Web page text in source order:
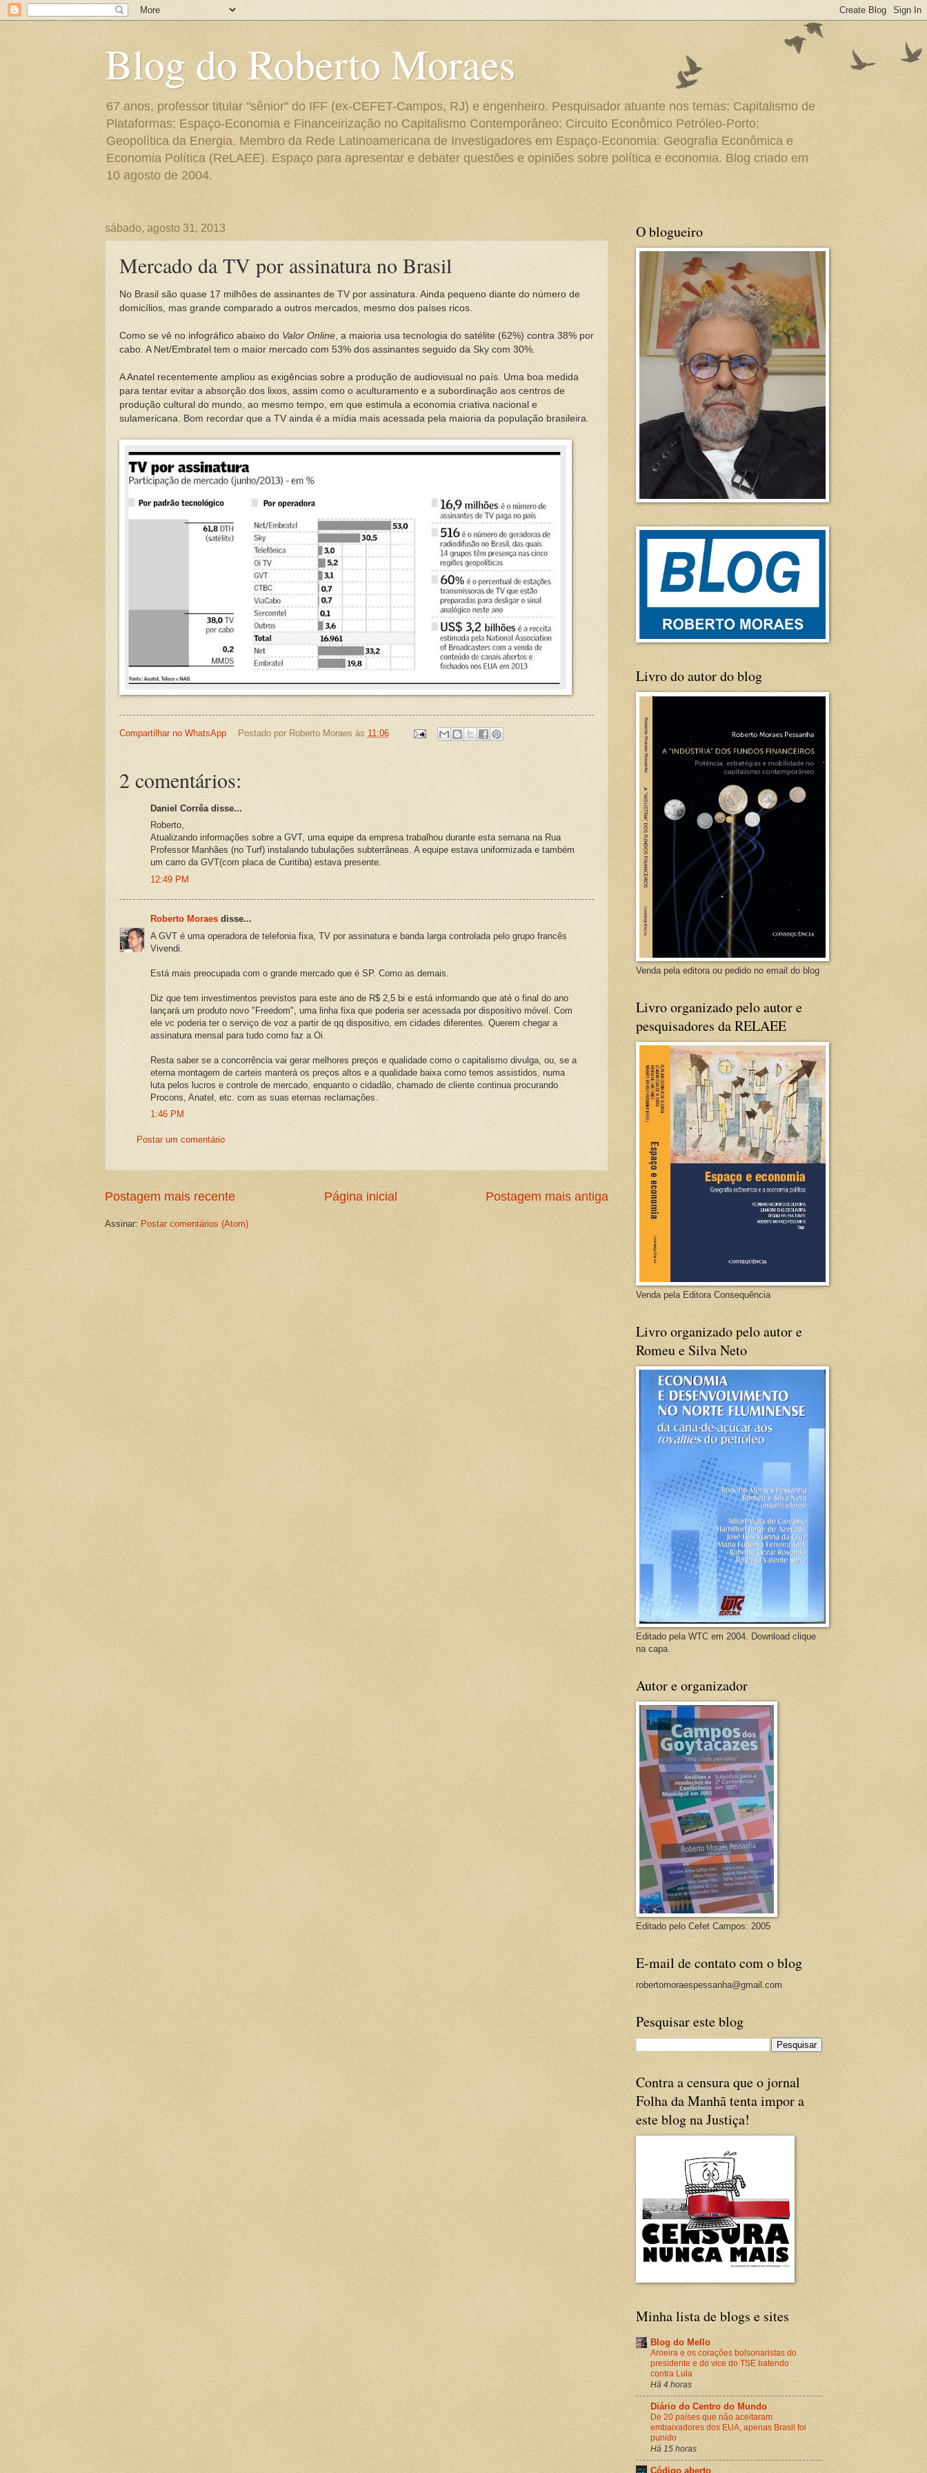
Blog do Roberto Moraes
67 anos, professor titular "sênior" do IFF (ex-CEFET-Campos, RJ) e engenheiro. Pesquisador atuante nos temas: Capitalismo de
Plataformas; Espaço-Economia e Financeirização no Capitalismo Contemporâneo; Circuito Econômico Petróleo-Porto;
Geopolítica da Energia. Membro da Rede Latinoamericana de Investigadores em Espaço-Economia: Geografia Econômica e
Economia Política (ReLAEE). Espaço para apresentar e debater questões e opiniões sobre política e economia. Blog criado em
10 agosto de 2004.
sábado, agosto 31, 2013
Mercado da TV por assinatura no Brasil
No Brasil são quase 17 milhões de assinantes de TV por assinatura. Ainda pequeno diante do número de
domicílios, mas grande comparado a outros mercados, mesmo dos países ricos.
Como se vê no infográfico abaixo do Valor Online , a maioria usa tecnologia do satélite (62%) contra 38% por
cabo. A Net/Embratel tem o maior mercado com 53% dos assinantes seguido da Sky com 30%.
A Anatel recentemente ampliou as exigências sobre a produção de audiovisual no país. Uma boa medida
para tentar evitar a absorção dos lixos, assim como o aculturamento e a subordinação aos centros de
produção cultural do mundo, ao mesmo tempo, em que estimula a economia criativa nacional e
sulamericana. Bom recordar que a TV ainda é a mídia mais acessada pela maioria da população brasileira.
Compartilhar no WhatsApp Postado por Roberto Moraes às 11:06
2 comentários:
Daniel Corrêa disse...
Roberto,
Atualizando informações sobre a GVT, uma equipe da empresa trabalhou durante esta semana na Rua
Professor Manhães (no Turf) instalando tubulações subterrâneas. A equipe estava uniformizada e também
um carro da GVT(com placa de Curitiba) estava presente.
12:49 PM
Roberto Moraes disse...
A GVT é uma operadora de telefonia fixa, TV por assinatura e banda larga controlada pelo grupo francês
Vivendi.
Está mais preocupada com o grande mercado que é SP. Como as demais.
Diz que tem investimentos previstos para este ano de R$ 2,5 bi e está informando que até o final do ano
lançará um produto novo "Freedom", uma linha fixa que poderia ser acessada por dispositivo móvel. Com
ele vc poderia ter o serviço de voz a partir de qq dispositivo, em cidades diferentes. Querem chegar a
assinatura mensal para tudo como faz a Oi.
Resta saber se a concorrência vai gerar melhores preços e qualidade como o capitalismo divulga, ou, se a
eterna montagem de carteis manterá os preços altos e a qualidade baixa como temos assistidos, numa
luta pelos lucros e controle de mercado, enquanto o cidadão, chamado de cliente continua procurando
Procons, Anatel, etc. com as suas eternas reclamações.
1:46 PM
Postar um comentário
Postagem mais recente Postagem mais antiga
Página inicial
Assinar: Postar comentários (Atom)
O blogueiro
Livro do autor do blog
Venda pela editora ou pedido no email do blog
Livro organizado pelo autor e
pesquisadores da RELAEE
Venda pela Editora Consequência
Livro organizado pelo autor e
Romeu e Silva Neto
Editado pela WTC em 2004. Download clique
na capa.
Autor e organizador
Editado pelo Cefet Campos: 2005
E-mail de contato com o blog
robertomoraespessanha@gmail.com
Pesquisar este blog
Contra a censura que o jornal
Folha da Manhã tenta impor a
este blog na Justiça!
Minha lista de blogs e sites
Blog do Mello
Aroeira e os corações bolsonaristas do
presidente e do vice do TSE batendo
contra Lula
Há 4 horas
Diário do Centro do Mundo
De 20 países que não aceitaram
embaixadores dos EUA, apenas Brasil foi
punido
Há 15 horas
Código aberto